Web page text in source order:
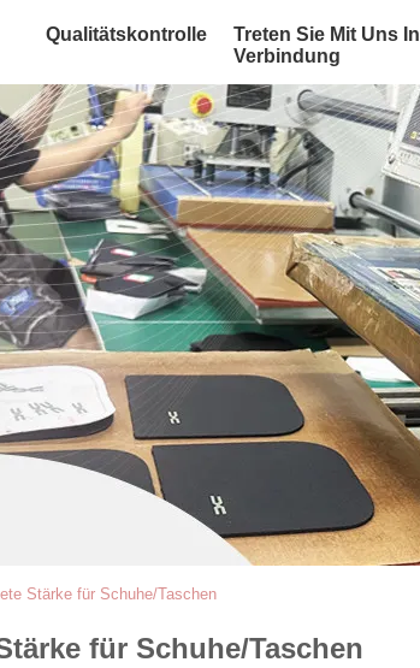
Qualitätskontrolle
Treten Sie Mit Uns In
Verbindung
Stärke für Schuhe/Taschen
für Schuhe/Taschen